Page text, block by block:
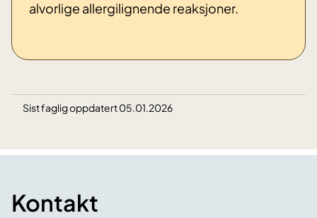
alvorlige allergilignende reaksjoner.
Sist faglig oppdatert 05.01.2026
Kontakt